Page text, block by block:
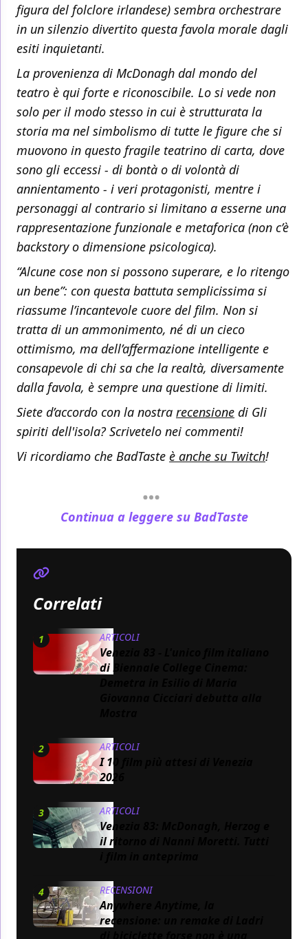
figura del folclore irlandese) sembra orchestrare
in un silenzio divertito questa favola morale dagli
esiti inquietanti.
La provenienza di McDonagh dal mondo del
teatro è qui forte e riconoscibile. Lo si vede non
solo per il modo stesso in cui è strutturata la
storia ma nel simbolismo di tutte le figure che si
muovono in questo fragile teatrino di carta, dove
sono gli eccessi - di bontà o di volontà di
annientamento - i veri protagonisti, mentre i
personaggi al contrario si limitano a esserne una
rappresentazione funzionale e metaforica (non c’è
backstoryo dimensione psicologica).
“Alcune cose non si possono superare, e lo ritengo
un bene”: con questa battuta semplicissima si
riassume l’incantevole cuore del film. Non si
tratta di un ammonimento, né di un cieco
ottimismo, ma dell’affermazione intelligente e
consapevole di chi sa che la realtà, diversamente
dalla favola, è sempre una questione di limiti.
Siete d’accordo con la nostra recensione di Gli
spiriti dell'isola? Scrivetelo nei commenti!
Vi ricordiamo che BadTaste è anche su Twitch!
Continua a leggere su BadTaste
Correlati
1 ARTICOLI
Venezia 83 - L'unico film italiano
di Biennale College Cinema:
2 ARTICOLI
I 10 film più attesi di Venezia
2026
3 ARTICOLI
Venezia 83: McDonagh, Herzog e
il ritorno di Nanni Moretti. Tutti
4 RECENSIONI
Anywhere Anytime, la
recensione: un remake di Ladri